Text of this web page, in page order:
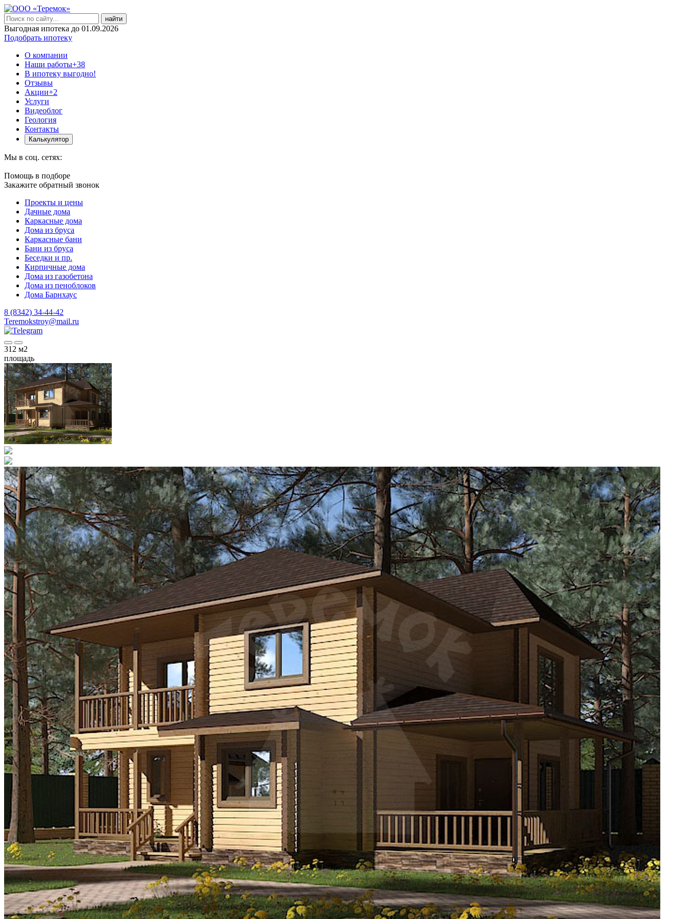
найти
Выгодная ипотека до 01.09.2026
Подобрать ипотеку
О компании
Наши работы+38
В ипотеку выгодно!
Отзывы
Акции+2
Услуги
Видеоблог
Геология
Контакты
Калькулятор
Мы в соц. сетях:
Помощь в подборе
Закажите обратный звонок
Проекты и цены
Дачные дома
Каркасные дома
Дома из бруса
Каркасные бани
Бани из бруса
Беседки и пр.
Кирпичные дома
Дома из газобетона
Дома из пеноблоков
Дома Барнхаус
8 (8342) 34-44-42
Teremokstroy@mail.ru
312 м2
площадь